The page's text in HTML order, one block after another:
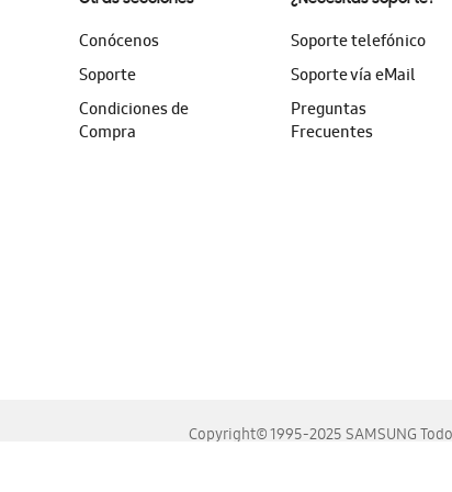
Conócenos
Soporte
Condiciones de
Compra
Soporte telefónico
Soporte vía eMail
Preguntas
Frecuentes
Copyright© 1995-2025 SAMSUNG